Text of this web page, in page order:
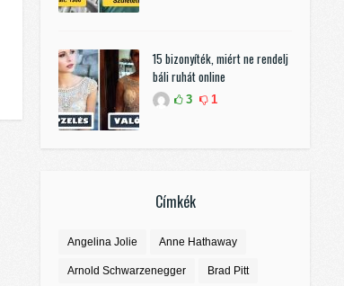
15 bizonyíték, miért ne rendelj
báli ruhát online
3 1
Címkék
Angelina Jolie Anne Hathaway
Arnold Schwarzenegger Brad Pitt